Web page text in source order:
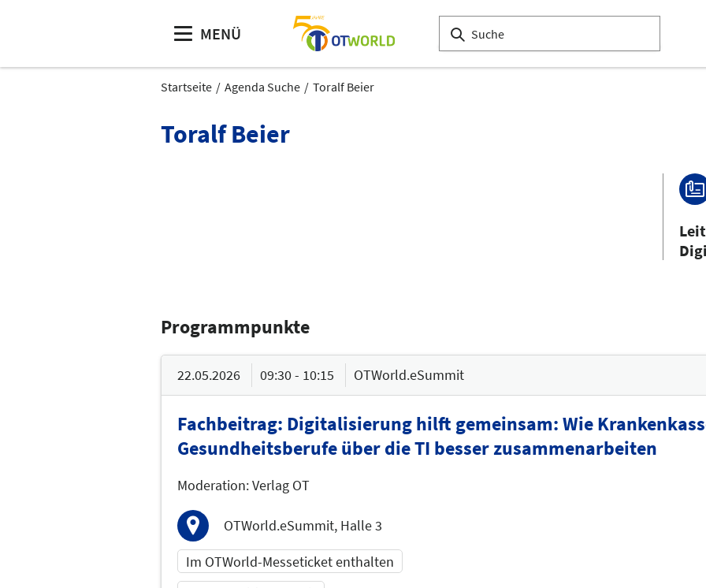
MENÜ
Startseite Agenda Suche Toralf Beier
Toralf Beier
Programmpunkte
22.05.2026 09:30 - 10:15 OTWorld.eSummit
Fachbeitrag: Digitalisierung hilft gemeinsam: Wie
Gesundheitsberufe über die TI besser zusammenarbeiten
Moderation: Verlag OT
OTWorld.eSummit, Halle 3
Im OTWorld-Messeticket enthalten